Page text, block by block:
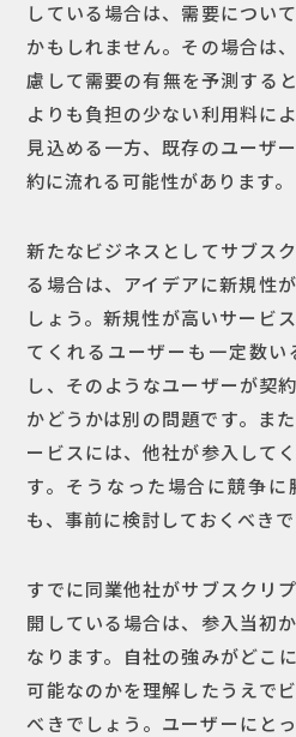
している場合は、需要につい
かもしれません。その場合は
慮して需要の有無を予測する
よりも負担の少ない利用料に
見込める一方、既存のユーザ
約に流れる可能性があります。
新たなビジネスとしてサブス
る場合は、アイデアに新規性
しょう。新規性が高いサービ
てくれるユーザーも一定数
し、そのようなユーザーが契
かどうかは別の問題です。ま
ービスには、他社が参入して
す。そうなった場合に競争
も、事前に検討しておくべきで
すでに同業他社がサブスクリ
開している場合は、参入当初
なります。自社の強みがどこ
可能なのかを理解したうえで
べきでしょう。ユーザーにと